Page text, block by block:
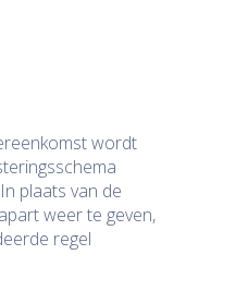
wordt
plaats van de
weer te geven,
regel